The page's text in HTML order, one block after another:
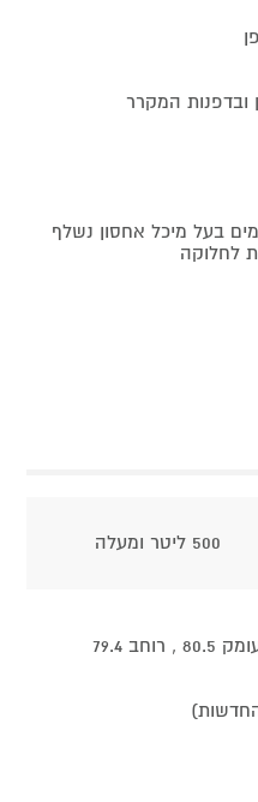
בעל מיכל אחסון נשלף
500 ליטר ומעלה